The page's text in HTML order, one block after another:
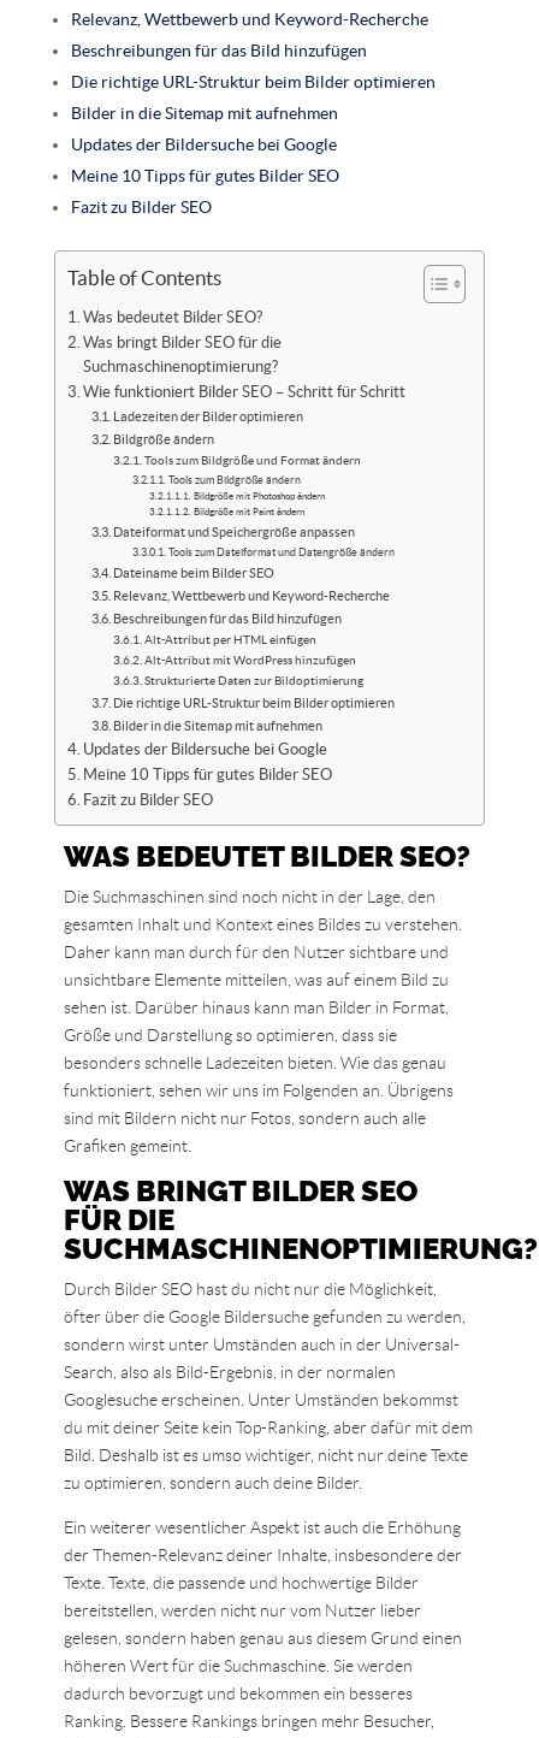
Relevanz, Wettbewerb und Keyword-Recherche
Beschreibungen für das Bild hinzufügen
Die richtige URL-Struktur beim Bilder optimieren
Bilder in die Sitemap mit aufnehmen
Updates der Bildersuche bei Google
Meine 10 Tipps für gutes Bilder SEO
Fazit zu Bilder SEO
Table of Contents
Was bedeutet Bilder SEO?
Was bringt Bilder SEO für die
Suchmaschinenoptimierung?
Wie funktioniert Bilder SEO – Schritt für Schritt
Ladezeiten der Bilder optimieren
Bildgröße ändern
Tools zum Bildgröße und Format ändern
Tools zum Bildgröße ändern
Bildgröße mit Photoshop ändern
Bildgröße mit Paint ändern
Dateiformat und Speichergröße anpassen
Tools zum Dateiformat und Datengröße ändern
Dateiname beim Bilder SEO
Relevanz, Wettbewerb und Keyword-Recherche
Beschreibungen für das Bild hinzufügen
Alt-Attribut per HTML einfügen
Alt-Attribut mit WordPress hinzufügen
Strukturierte Daten zur Bildoptimierung
Die richtige URL-Struktur beim Bilder optimieren
Bilder in die Sitemap mit aufnehmen
Updates der Bildersuche bei Google
Meine 10 Tipps für gutes Bilder SEO
Fazit zu Bilder SEO
WAS BEDEUTET BILDER SEO?
Die Suchmaschinen sind noch nicht in der Lage, den
gesamten Inhalt und Kontext eines Bildes zu verstehen.
Daher kann man durch für den Nutzer sichtbare und
unsichtbare Elemente mitteilen, was auf einem Bild zu
sehen ist. Darüber hinaus kann man Bilder in Format,
Größe und Darstellung so optimieren, dass sie
besonders schnelle Ladezeiten bieten. Wie das genau
funktioniert, sehen wir uns im Folgenden an. Übrigens
sind mit Bildern nicht nur Fotos, sondern auch alle
Grafiken gemeint.
WAS BRINGT BILDER SEO
FÜR DIE
SUCHMASCHINENOPTIMIERUNG?
Durch Bilder SEO hast du nicht nur die Möglichkeit,
öfter über die Google Bildersuche gefunden zu werden,
sondern wirst unter Umständen auch in der Universal-
Search, also als Bild-Ergebnis, in der normalen
Googlesuche erscheinen. Unter Umständen bekommst
du mit deiner Seite kein Top-Ranking, aber dafür mit dem
Bild. Deshalb ist es umso wichtiger, nicht nur deine Texte
zu optimieren, sondern auch deine Bilder.
Ein weiterer wesentlicher Aspekt ist auch die Erhöhung
der Themen-Relevanz deiner Inhalte, insbesondere der
Texte. Texte, die passende und hochwertige Bilder
bereitstellen, werden nicht nur vom Nutzer lieber
gelesen, sondern haben genau aus diesem Grund einen
höheren Wert für die Suchmaschine. Sie werden
dadurch bevorzugt und bekommen ein besseres
Ranking. Bessere Rankings bringen mehr Besucher,